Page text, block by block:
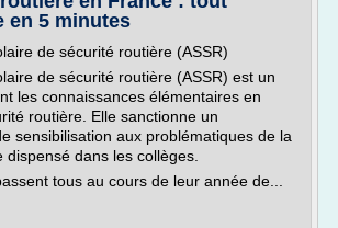
en 5 minutes
de sécurité routière (ASSR)
de sécurité routière (ASSR) est un
les connaissances élémentaires en
routière. Elle sanctionne un
sensibilisation aux problématiques de la
dispensé dans les collèges.
tous au cours de leur année de...